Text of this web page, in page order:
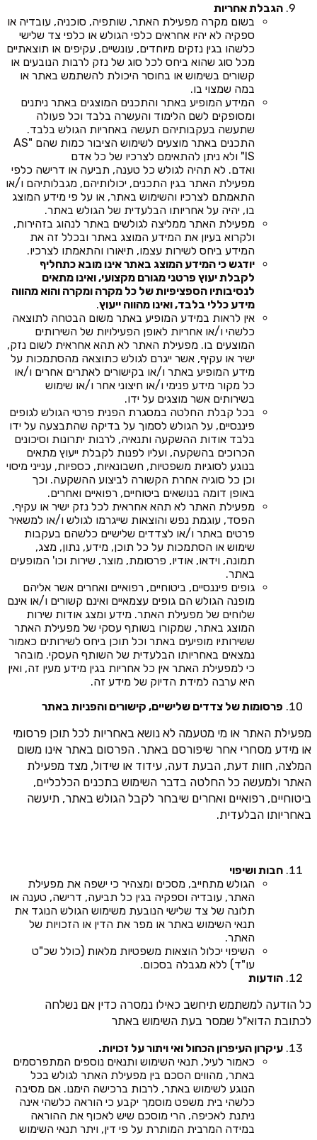
הגבלת אחריות
בשום מקרה מפעילת האתר, שותפיה, סוכניה, עובדיה או
ספקיה לא יהיו אחראים כלפי הגולש או כלפי צד שלישי
כלשהו בגין נזקים מיוחדים, עונשיים, עקיפים או תוצאתיים
מכל סוג שהוא ביחס לכל סוג של נזק לרבות הנובעים או
קשורים בשימוש או בחוסר היכולת להשתמש באתר או
במה שמצוי בו.
המידע המופיע באתר והתכנים המוצגים באתר ניתנים
ומסופקים לשם הלימוד והעשרה בלבד וכל פעולה
שתעשה בעקבותיהם תעשה באחריות הגולש בלבד.
התכנים באתר מוצעים לשימוש הציבור כמות שהם "AS
IS" ולא ניתן להתאימם לצרכיו של כל אדם
ואדם. לא תהיה לגולש כל טענה, תביעה או דרישה כלפי
מפעילת האתר בגין התכנים, יכולותיהם, מגבלותיהם ו/או
התאמתם לצרכיו והשימוש באתר, או על פי מידע המוצג
בו, יהיה על אחריותו הבלעדית של הגולש באתר.
מפעילת האתר ממליצה לגולשים באתר לנהוג בזהירות,
ולקרוא בעיון את המידע המוצג באתר ובכלל זה את
המידע ביחס לשירות עצמו, תיאורו והתאמתו לצרכיו.
יודגש כי המידע המוצג באתר אינו מובא כתחליף
לקבלת יעוץ פרטני מגורם מקצועי, ואינו מתאים
לנסיבותיו הספציפיות של כל מקרה ומקרה והוא מהווה
מידע כללי בלבד, ואינו מהווה ייעוץ.
אין לראות במידע המופיע באתר משום הבטחה לתוצאה
כלשהי ו/או אחריות לאופן הפעילויות של השירותים
המוצעים בו. מפעילת האתר לא תהא אחראית לשום נזק,
ישיר או עקיף, אשר ייגרם לגולש כתוצאה מהסתמכות על
מידע המופיע באתר ו/או בקישורים לאתרים אחרים ו/או
כל מקור מידע פנימי ו/או חיצוני אחר ו/או שימוש
בשירותים אשר מוצגים על ידו.
בכל קבלת החלטה במסגרת הפנית פרטי הגולש לגופים
פיננסיים, על הגולש לסמוך על בדיקה שהתבצעה על ידו
בלבד אודות ההשקעה ותנאיה, לרבות יתרונות וסיכונים
הכרוכים בהשקעה, ועליו לפנות לקבלת ייעוץ מתאים
בנוגע לסוגיות משפטיות, חשבונאיות, כספיות, ענייני מיסוי
וכן כל סוגיה אחרת הקשורה לביצוע ההשקעה. וכך
באופן דומה בנושאים ביטוחיים, רפואיים ואחרים.
מפעילת האתר לא תהא אחראית לכל נזק ישיר או עקיף,
הפסד, עוגמת נפש והוצאות שייגרמו לגולש ו/או למשאיר
פרטים באתר ו/או לצדדים שלישיים כלשהם בעקבות
שימוש או הסתמכות על כל תוכן, מידע, נתון, מצג,
תמונה, וידאו, אודיו, פרסומת, מוצר, שירות וכו' המופעים
באתר.
גופים פיננסיים, ביטוחיים, רפואיים ואחרים אשר אליהם
מופנה הגולש הם גופים עצמאיים ואינם קשורים ו/או אינם
שלוחים של מפעילת האתר. מידע ומצג אודות שירות
המוצג באתר, שמקורו בשותף עסקי של מפעילת האתר
ששירותיו מופיעים באתר וכל תוכן ביחס לשירותים כאמור
נמצאים באחריותו הבלעדית של השותף העסקי. מובהר
כי למפעילת האתר אין כל אחריות בגין מידע מעין זה, ואין
היא ערבה למידת הדיוק של מידע זה.
פרסומות של צדדים שלישיים, קישורים והפניות באתר
מפעילת האתר או מי מטעמה לא נושא באחריות לכל תוכן פרסומי
או מידע מסחרי אחר שיפורסם באתר. הפרסום באתר אינו משום
המלצה, חוות דעת, הבעת דעה, עידוד או שידול, מצד מפעילת
האתר ולמעשה כל החלטה בדבר השימוש בתכנים הכלכליים,
ביטוחיים, רפואיים ואחרים שיבחר לקבל הגולש באתר, תיעשה
באחריותו הבלעדית.
חבות ושיפוי
הגולש מתחייב, מסכים ומצהיר כי ישפה את מפעילת
האתר, עובדיה וספקיה בגין כל תביעה, דרישה, טענה או
תלונה של צד שלישי הנובעת משימוש הגולש הנוגד את
תנאי השימוש באתר או מפר את הדין או הזכויות של
האתר.
השיפוי יכלול הוצאות משפטיות מלאות (כולל שכ"ט
עו"ד) ללא מגבלה בסכום.
הודעות
כל הודעה למשתמש תיחשב כאילו נמסרה כדין אם נשלחה
לכתובת הדוא"ל שמסר בעת השימוש באתר
עיקרון העיפרון הכחול ואי ויתור על זכויות.
כאמור לעיל, תנאי השימוש ותנאים נוספים המתפרסמים
באתר, מהווים הסכם בין מפעילת האתר לגולש בכל
הנוגע לשימוש באתר, לרבות ברכישה הימנו. אם מסיבה
כלשהי בית משפט מוסמך יקבע כי הוראה כלשהי אינה
ניתנת לאכיפה, הרי מוסכם שיש לאכוף את ההוראה
במידה המרבית המותרת על פי דין, ויתר תנאי השימוש